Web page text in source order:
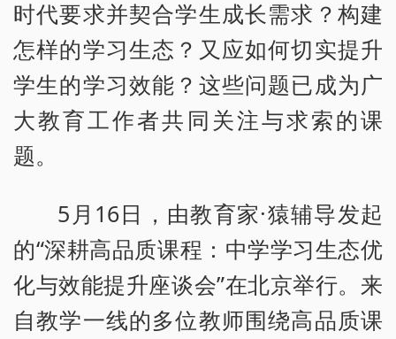
时代要求并契合学生成长需求？构建
怎样的学习生态？又应如何切实提升
学生的学习效能？这些问题已成为广
大教育工作者共同关注与求索的课
题。
5月16日，由教育家·猿辅导发起
的“深耕高品质课程：中学学习生态优
化与效能提升座谈会”在北京举行。来
自教学一线的多位教师围绕高品质课